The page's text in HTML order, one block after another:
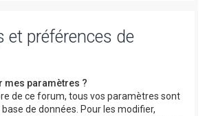
et préférences de
mes paramètres ?
de ce forum, tous vos paramètres sont
de données. Pour les modifier,